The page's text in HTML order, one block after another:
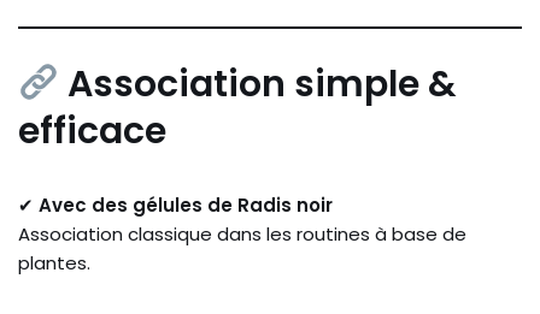
Association simple &
efficace
✔ Avec des gélules de Radis noir
Association classique dans les routines à base de
plantes.